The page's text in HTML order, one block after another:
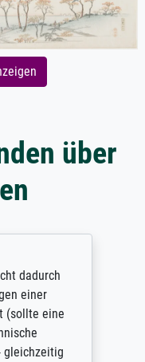
über
dadurch
einer
(sollte eine
gleichzeitig